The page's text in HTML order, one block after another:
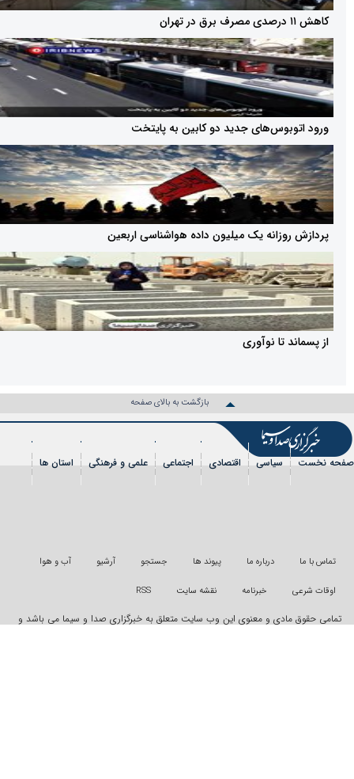
جدید دو کابین به پایتخت
یک میلیون داده هواشناسی اربعین
نوآوری
بازگشت به بالای صفحه
سیاسی اقتصادی اجتماعی علمی و فرهنگی استان ها
درباره ما پیوند ها جستجو آرشیو آب و هوا
خبرنامه نقشه سایت RSS
و معنوی این وب سایت متعلق به خبرگزاری صدا و سیما می باشد و